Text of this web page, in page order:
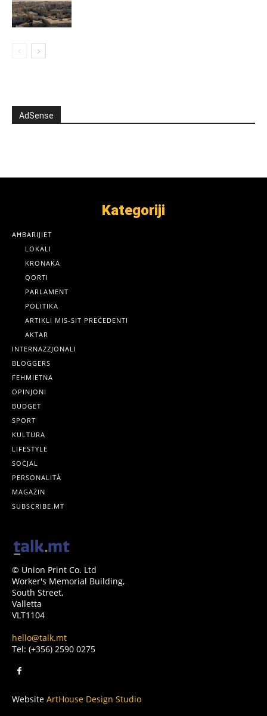
AdSense
Kategoriji
AĦBARIJIET
LOKALI
KRONAKA
QORTI
PARLAMENT
POLITIKA
ARTIKLI MIS-SIT PREĊEDENTI
AKTAR
INTERNAZZJONALI
BLOGGERS
FEHMIETNA
OPINJONI
BUDGET
SPORT
KULTURA
LIFESTYLE
SOĊJAL
PERSONALITÀ
MAGAŻIN
SUBSCRIBE.MT
© Union Print Co. Ltd
Worker's Memorial Building,
South Street,
Valletta
VLT1104
hello@talk.mt
Tel: (+356) 2590 0275
Website ArtHouse Design Studio